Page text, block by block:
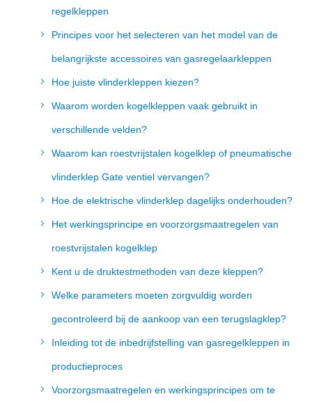
regelkleppen
Principes voor het selecteren van het model van de
belangrijkste accessoires van gasregelaarkleppen
Hoe juiste vlinderkleppen kiezen?
Waarom worden kogelkleppen vaak gebruikt in
verschillende velden?
Waarom kan roestvrijstalen kogelklep of pneumatische
vlinderklep Gate ventiel vervangen?
Hoe de elektrische vlinderklep dagelijks onderhouden?
Het werkingsprincipe en voorzorgsmaatregelen van
roestvrijstalen kogelklep
Kent u de druktestmethoden van deze kleppen?
Welke parameters moeten zorgvuldig worden
gecontroleerd bij de aankoop van een terugslagklep?
Inleiding tot de inbedrijfstelling van gasregelkleppen in
productieproces
Voorzorgsmaatregelen en werkingsprincipes om te